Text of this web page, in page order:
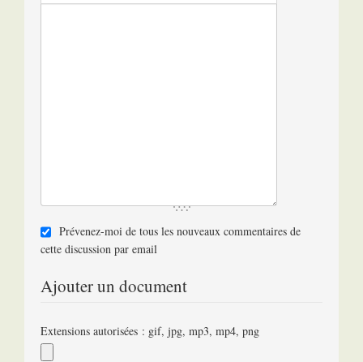
Prévenez-moi de tous les nouveaux commentaires de
cette discussion par email
Ajouter un document
Extensions autorisées : gif, jpg, mp3, mp4, png